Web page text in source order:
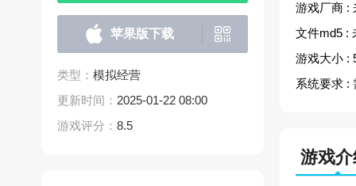
苹果版下载
类型： 模拟经营
更新时间： 2025-01-22 08:00
游戏评分： 8.5
游戏厂商 :
文件md5 :
游戏大小 :
系统要求 :
游戏